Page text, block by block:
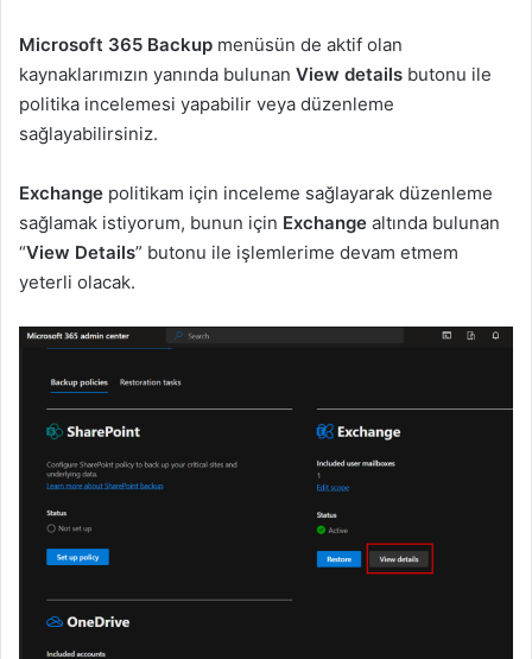
Microsoft 365 Backup menüsün de aktif olan
kaynaklarımızın yanında bulunan View details butonu ile
politika incelemesi yapabilir veya düzenleme
sağlayabilirsiniz.
Exchange politikam için inceleme sağlayarak düzenleme
sağlamak istiyorum, bunun için Exchange altında bulunan
“View Details” butonu ile işlemlerime devam etmem
yeterli olacak.